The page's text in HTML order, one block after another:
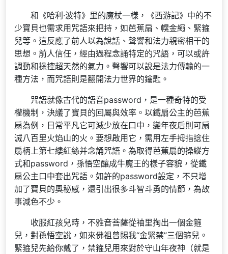
和《哈利·波特》里的魔杖一樣，《西游記》中的不
少寶貝也需求用咒語來把持，如芭蕉扇、幌金繩、緊箍
兒等。這反應了前人以為說話、聲響和法力親密相干的
思想。前人信任，經由過程念誦特定的咒語，可以或許
調動和操控超天然的氣力。聲響可以說是法力傳輸的一
種方法，而咒語則是翻開法力世界的鑰匙。
咒語就像古代的語音password，是一種奇特的受
權機制，決議了寶貝的回屬與效率。以鐵扇公主的芭蕉
扇為例，日常平凡它可減少放在口中，變年夜后則可扇
滅八百里火焰山的火。要想啟用它，需用左手拇指捻住
扇柄上第七縷紅絲并念誦咒語。為取得芭蕉扇的操縱方
式和password，孫悟空釀成牛魔王的樣子容貌，從鐵
扇公主口中套出咒語。如許的password設定，不只增
加了寶貝的奧秘感，還引出很多斗智斗勇的情節，為故
事減色不少。
收服紅孩兒時，不雅音菩薩從袖里掏出一個金箍
兒，對孫悟空說，如來佛祖曾賜我“金緊禁”三個箍兒。
緊箍兒先給你戴了，禁箍兒用來對於守山年夜神（就是